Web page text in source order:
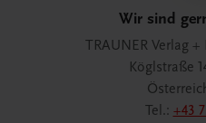
Wir sind
TRAUNER Verlag
Köglstraße
Tel.: +43